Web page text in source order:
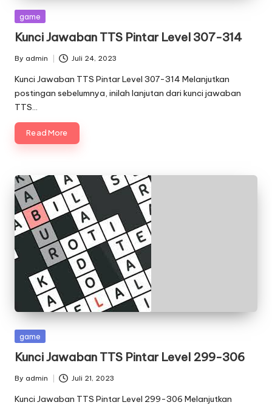
Posted
game
Kunci Jawaban TTS Pintar Level 307-314
Posted
by
By admin Juli 24, 2023
Kunci Jawaban TTS Pintar Level 307-314 Melanjutkan
postingan sebelumnya, inilah lanjutan dari kunci jawaban
TTS…
Read More
Posted
game
Kunci Jawaban TTS Pintar Level 299-306
Posted
by
By admin Juli 21, 2023
Kunci Jawaban TTS Pintar Level 299-306 Melanjutkan